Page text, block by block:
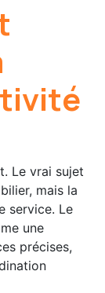
Le vrai sujet
mais la
service. Le
une
précises,